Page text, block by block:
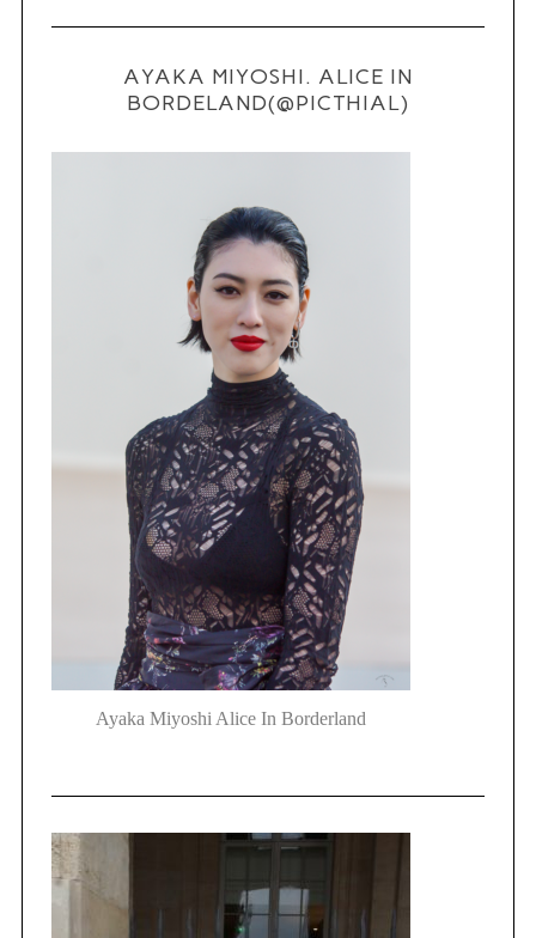
AYAKA MIYOSHI. ALICE IN
BORDELAND(@PICTHIAL)
Ayaka Miyoshi Alice In Borderland